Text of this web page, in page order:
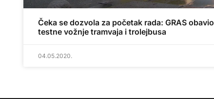
Čeka se dozvola za početak rada: GRAS obavio
testne vožnje tramvaja i trolejbusa
04.05.2020.